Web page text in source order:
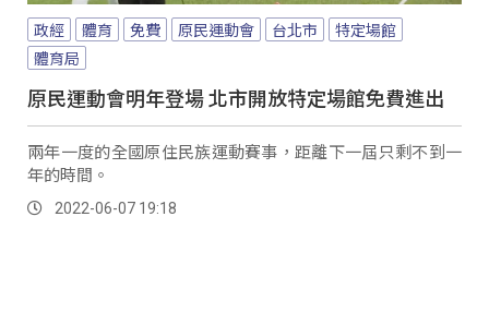
政經 體育 免費 原民運動會 台北市
特定場館
體育局
原民運動會明年登場 北市開放特定場館免費進出
兩年一度的全國原住民族運動賽事，距離下一屆只剩不到一
年的時間。
2022-06-07 19:18